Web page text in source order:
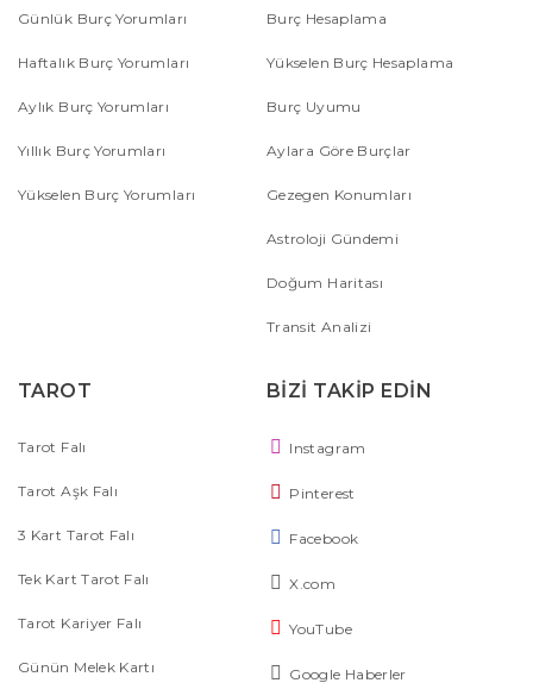
Günlük Burç Yorumları
Haftalık Burç Yorumları
Aylık Burç Yorumları
Yıllık Burç Yorumları
Yükselen Burç Yorumları
Burç Hesaplama
Yükselen Burç Hesaplama
Burç Uyumu
Aylara Göre Burçlar
Gezegen Konumları
Astroloji Gündemi
Doğum Haritası
Transit Analizi
TAROT
Tarot Falı
Tarot Aşk Falı
3 Kart Tarot Falı
Tek Kart Tarot Falı
Tarot Kariyer Falı
Günün Melek Kartı
BİZİ TAKİP EDİN
Instagram
Pinterest
Facebook
X.com
YouTube
Google Haberler